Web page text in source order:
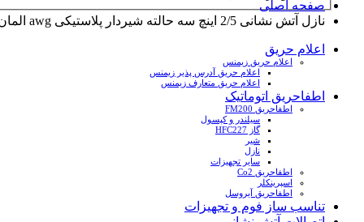
صفحه اصلی
نازل آتش نشانی 2/5 اینچ سه حالته شیردار پلاستیکی awg المان
اعلام حریق
اعلام حریق زیمنس
اعلام حریق آدرس پذیر زیمنس
اعلام حریق متعارف زیمنس
اطفاحریق اتوماتیک
اطفاحریق FM200
سیلندر و کپسول
گاز HFC227
شیر
نازل
سایر تجهیزات
اطفاحریق Co2
اسپرینکلر
اطفاحریق آیروسل
تناسب ساز فوم و تجهیزات